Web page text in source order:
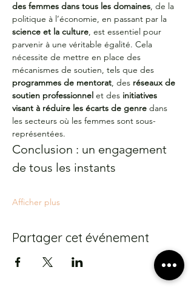
des femmes dans tous les domaines, de la
politique à l’économie, en passant par la
science et la culture, est essentiel pour
parvenir à une véritable égalité. Cela
nécessite de mettre en place des
mécanismes de soutien, tels que des
programmes de mentorat, des réseaux de
soutien professionnel et des initiatives
visant à réduire les écarts de genre dans
les secteurs où les femmes sont sous-
représentées.
Conclusion : un engagement
de tous les instants
Afficher plus
Partager cet événement